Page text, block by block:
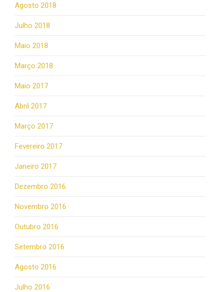
Agosto 2018
Julho 2018
Maio 2018
Março 2018
Maio 2017
Abril 2017
Março 2017
Fevereiro 2017
Janeiro 2017
Dezembro 2016
Novembro 2016
Outubro 2016
Setembro 2016
Agosto 2016
Julho 2016